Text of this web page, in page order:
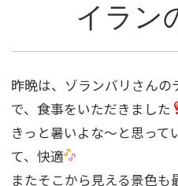
イラン
昨晩は、ゾランバリさん
で、食事をいただきました
きっと暑いよな〜と思って
て、快適
またそこから見える景色も